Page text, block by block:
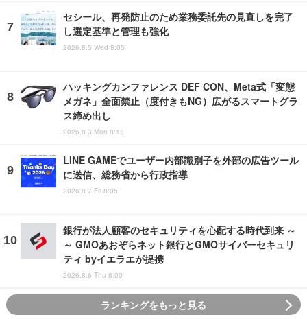
セシール、再発防止のため業務委託先の見直しを完了
し選定基準と管理も強化
2026.8.5 Wed 8:05
ハッキングカンファレンス DEF CON、Meta式「変態
メガネ」全面禁止（度付きもNG）広がるスマートグラ
ス締め出し
2026.8.3 Mon 8:15
LINE GAMEでユーザー内部識別子を外部の広告ツール
に送信、総務省から行政指導
2026.8.7 Fri 8:05
銀行が法人顧客のセキュリティを心配する時代到来 ～
～ GMOあおぞらネット銀行とGMOサイバーセキュリ
ティ byイエラエが提携
2026.8.6 Thu 8:00
ランキングをもっと見る